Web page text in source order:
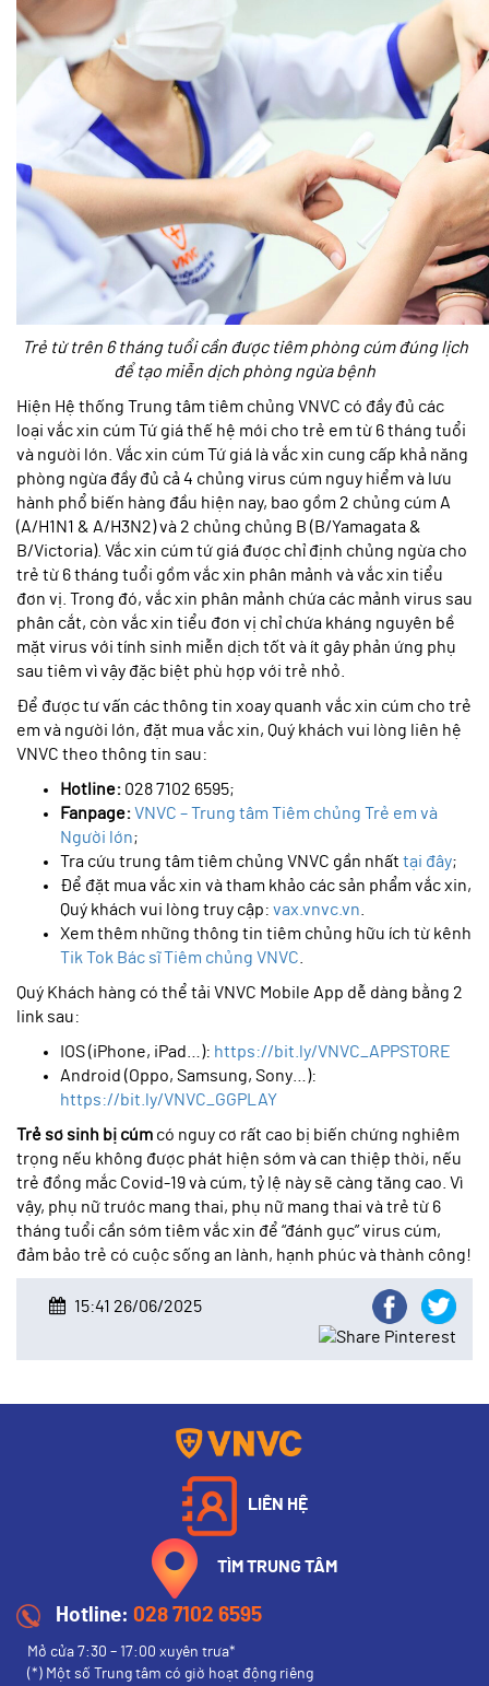
Trẻ từ trên 6 tháng tuổi cần được tiêm phòng cúm đúng lịch
để tạo miễn dịch phòng ngừa bệnh
Hiện Hệ thống Trung tâm tiêm chủng VNVC có đầy đủ các
loại vắc xin cúm Tứ giá thế hệ mới cho trẻ em từ 6 tháng tuổi
và người lớn. Vắc xin cúm Tứ giá là vắc xin cung cấp khả năng
phòng ngừa đầy đủ cả 4 chủng virus cúm nguy hiểm và lưu
hành phổ biến hàng đầu hiện nay, bao gồm 2 chủng cúm A
(A/H1N1 & A/H3N2) và 2 chủng chủng B (B/Yamagata &
B/Victoria). Vắc xin cúm tứ giá được chỉ định chủng ngừa cho
trẻ từ 6 tháng tuổi gồm vắc xin phân mảnh và vắc xin tiểu
đơn vị. Trong đó, vắc xin phân mảnh chứa các mảnh virus sau
phân cắt, còn vắc xin tiểu đơn vị chỉ chứa kháng nguyên bề
mặt virus với tính sinh miễn dịch tốt và ít gây phản ứng phụ
sau tiêm vì vậy đặc biệt phù hợp với trẻ nhỏ.
Để được tư vấn các thông tin xoay quanh vắc xin cúm cho trẻ
em và người lớn, đặt mua vắc xin, Quý khách vui lòng liên hệ
VNVC theo thông tin sau:
Hotline: 028 7102 6595;
Fanpage:VNVC – Trung tâm Tiêm chủng Trẻ em và
Người lớn;
Tra cứu trung tâm tiêm chủng VNVC gần nhất tại đây;
Để đặt mua vắc xin và tham khảo các sản phẩm vắc xin,
Quý khách vui lòng truy cập: vax.vnvc.vn
Xem thêm những thông tin tiêm chủng hữu ích từ kênh
Tik Tok Bác sĩ Tiêm chủng VNVC
Quý Khách hàng có thể tải VNVC Mobile App dễ dàng bằng 2
link sau:
IOS (iPhone, iPad…): https://bit.ly/VNVC_APPSTORE
Android (Oppo, Samsung, Sony…):
https://bit.ly/VNVC_GGPLAY
Trẻ sơ sinh bị cúm có nguy cơ rất cao bị biến chứng nghiêm
trọng nếu không được phát hiện sớm và can thiệp thời, nếu
trẻ đồng mắc Covid-19 và cúm, tỷ lệ này sẽ càng tăng cao. Vì
vậy, phụ nữ trước mang thai, phụ nữ mang thai và trẻ từ 6
tháng tuổi cần sớm tiêm vắc xin để “đánh gục” virus cúm,
đảm bảo trẻ có cuộc sống an lành, hạnh phúc và thành công!
15:41 26/06/2025
LIÊN HỆ
TÌM TRUNG TÂM
Hotline: 028 7102 6595
Mở cửa 7:30 – 17:00 xuyên trưa*
(*) Một số Trung tâm có giờ hoạt động riêng